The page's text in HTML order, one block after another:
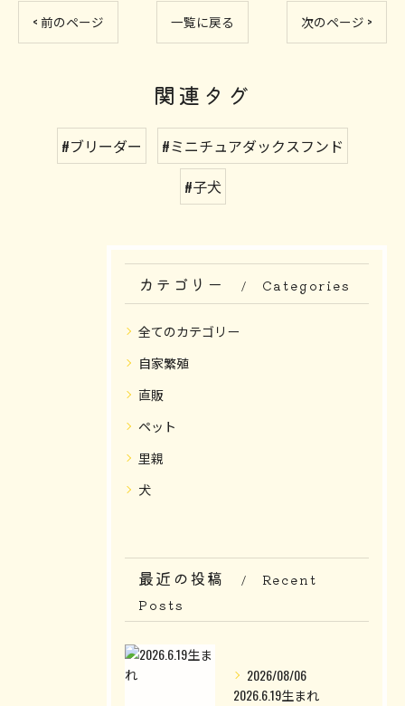
< 前のページ 一覧に戻る 次のページ >
関連タグ
#ブリーダー
#ミニチュアダックスフンド
#子犬
カテゴリー Categories
全てのカテゴリー
自家繁殖
直販
ペット
里親
犬
最近の投稿
Recent
Posts
2026/08/06
2026.6.19生まれ